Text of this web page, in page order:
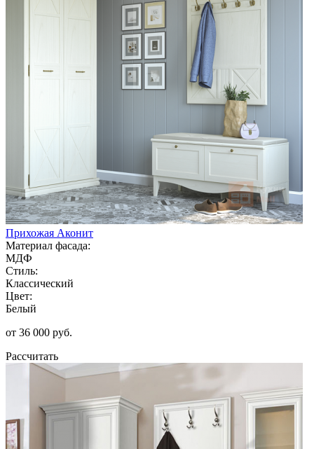
Прихожая Аконит
Материал фасада:
МДФ
Стиль:
Классический
Цвет:
Белый
от 36 000 руб.
Рассчитать